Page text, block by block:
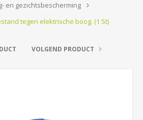
en gezichtsbescherming
tegen elektrische boog. (1 St)
VOLGEND PRODUCT